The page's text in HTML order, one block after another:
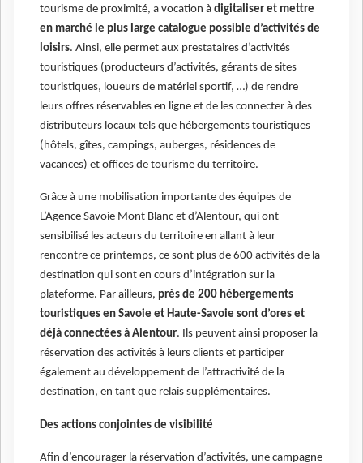
tourisme de proximité, a vocation à digitaliser et mettre
en marché le plus large catalogue possible d’activités de
loisirs. Ainsi, elle permet aux prestataires d’activités
touristiques (producteurs d’activités, gérants de sites
touristiques, loueurs de matériel sportif, …) de rendre
leurs offres réservables en ligne et de les connecter à des
distributeurs locaux tels que hébergements touristiques
(hôtels, gîtes, campings, auberges, résidences de
vacances) et offices de tourisme du territoire.
Grâce à une mobilisation importante des équipes de
L’Agence Savoie Mont Blanc et d’Alentour, qui ont
sensibilisé les acteurs du territoire en allant à leur
rencontre ce printemps, ce sont plus de 600 activités de la
destination qui sont en cours d’intégration sur la
plateforme. Par ailleurs, près de 200 hébergements
touristiques en Savoie et Haute-Savoie sont d’ores et
déjà connectées à Alentour. Ils peuvent ainsi proposer la
réservation des activités à leurs clients et participer
également au développement de l’attractivité de la
destination, en tant que relais supplémentaires.
Des actions conjointes de visibilité
Afin d’encourager la réservation d’activités, une campagne